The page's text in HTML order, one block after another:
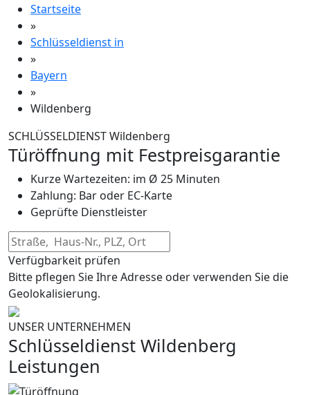
Startseite
»
Schlüsseldienst in
»
Bayern
»
Wildenberg
SCHLÜSSELDIENST Wildenberg
Türöffnung mit Festpreisgarantie
Kurze Wartezeiten: im Ø 25 Minuten
Zahlung: Bar oder EC-Karte
Geprüfte Dienstleister
Verfügbarkeit prüfen
Bitte pflegen Sie Ihre Adresse oder verwenden Sie die
Geolokalisierung.
UNSER UNTERNEHMEN
Schlüsseldienst Wildenberg
Leistungen